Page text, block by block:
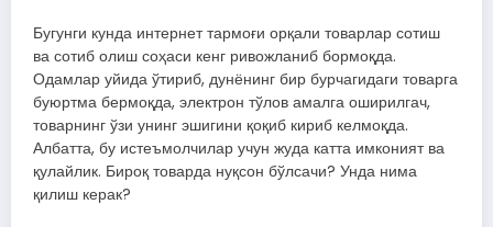
Бугунги кунда интернет тармоғи орқали товарлар сотиш
ва сотиб олиш соҳаси кенг ривожланиб бормоқда.
Одамлар уйида ўтириб, дунёнинг бир бурчагидаги товарга
буюртма бермоқда, электрон тўлов амалга оширилгач,
товарнинг ўзи унинг эшигини қоқиб кириб келмоқда.
Албатта, бу истеъмолчилар учун жуда катта имконият ва
қулайлик. Бироқ товарда нуқсон бўлсачи? Унда нима
қилиш керак?